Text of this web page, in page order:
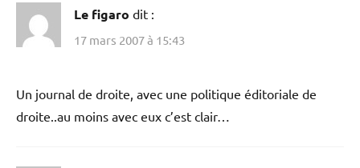
Le figaro dit :
17 mars 2007 à 15:43
Un journal de droite, avec une politique éditoriale de
droite..au moins avec eux c’est clair…